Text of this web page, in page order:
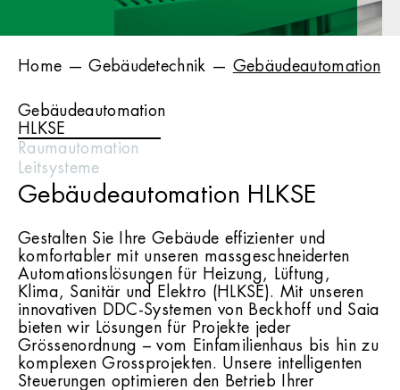
Home —Gebäudetechnik — Gebäudeautomation
Gebäudeautomation
HLKSE
Raumautomation
Leitsysteme
Gebäudeautomation HLKSE
Gestalten Sie Ihre Gebäude effizienter und
komfortabler mit unseren massgeschneiderten
Automationslösungen für Heizung, Lüftung,
Klima, Sanitär und Elektro (HLKSE). Mit unseren
innovativen DDC-Systemen von Beckhoff und Saia
bieten wir Lösungen für Projekte jeder
Grössenordnung – vom Einfamilienhaus bis hin zu
komplexen Grossprojekten. Unsere intelligenten
Steuerungen optimieren den Betrieb Ihrer